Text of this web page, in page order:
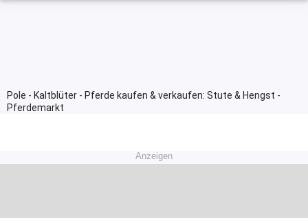
Pole - Kaltblüter - Pferde kaufen & verkaufen: Stute & Hengst -
Pferdemarkt
Anzeigen